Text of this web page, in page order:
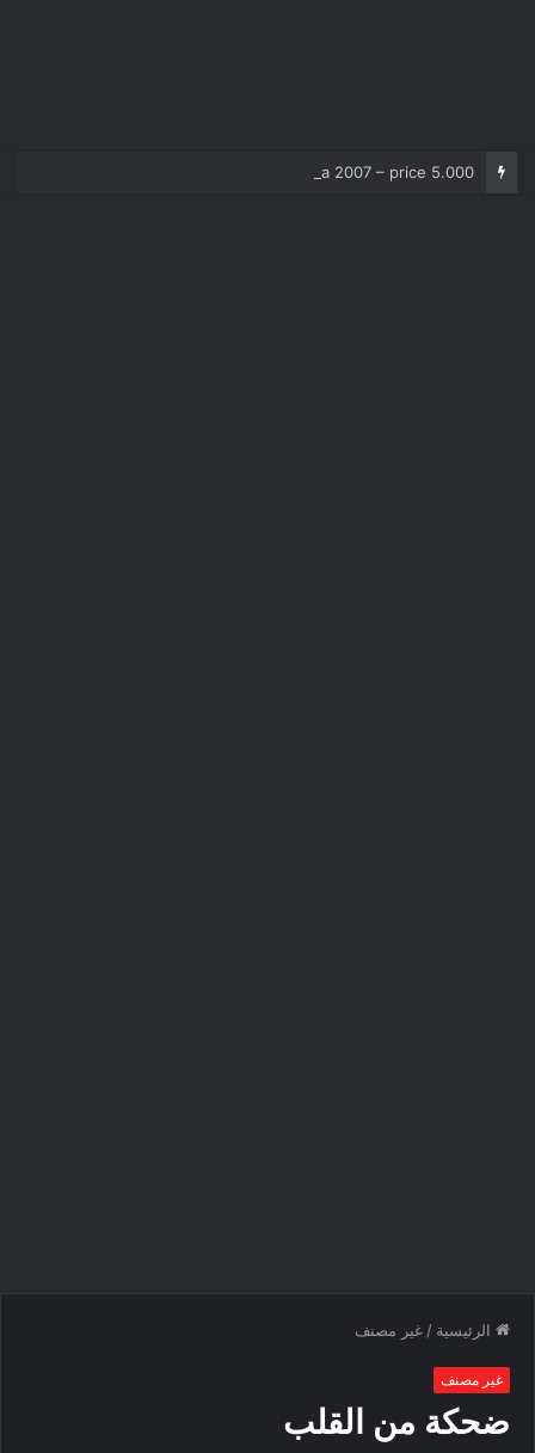
Corolla 2007 – price 5.000
الرئيسية / غير مصنف
غير مصنف
ضحكة من القلب